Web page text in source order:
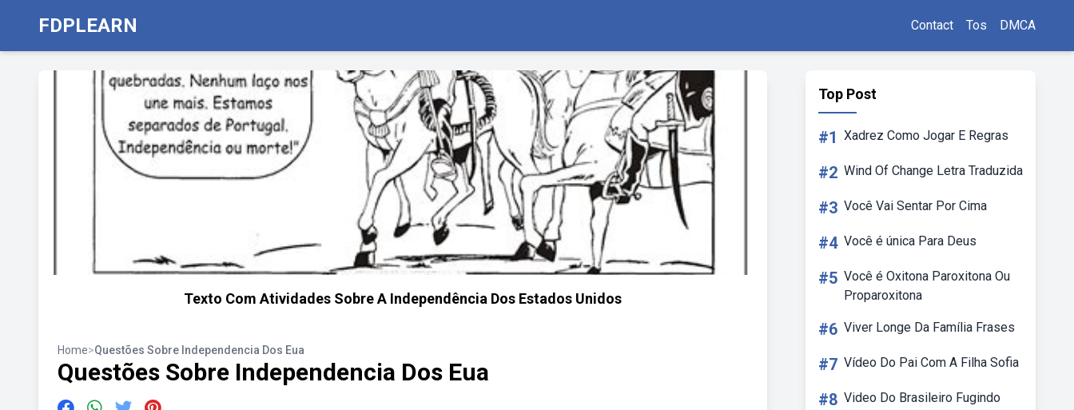
FDPLEARN Contact Tos DMCA
Texto Com Atividades Sobre A Independência Dos Estados Unidos
Home>Questões Sobre Independencia Dos Eua
Questões Sobre Independencia Dos Eua
Top Post
#1 Xadrez Como Jogar E Regras
#2 Wind Of Change Letra Traduzida
#3 Você Vai Sentar Por Cima
#4 Você é única Para Deus
#5 Você é Oxitona Paroxitona Ou
Proparoxitona
#6 Viver Longe Da Família Frases
#7 Vídeo Do Pai Com A Filha Sofia
#8 Video Do Brasileiro Fugindo